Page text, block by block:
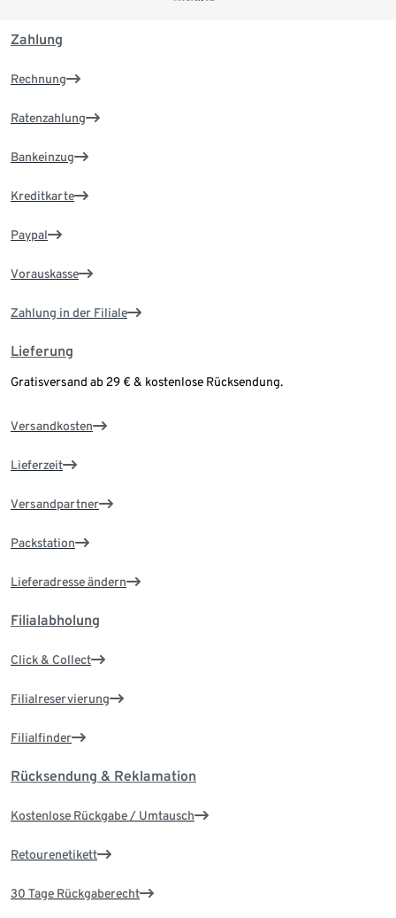
Zahlung
Rechnung
Ratenzahlung
Bankeinzug
Kreditkarte
Paypal
Vorauskasse
Zahlung in der Filiale
Lieferung
Gratisversand ab 29 € & kostenlose Rücksendung.
Versandkosten
Lieferzeit
Versandpartner
Packstation
Lieferadresse ändern
Filialabholung
Click & Collect
Filialreservierung
Filialfinder
Rücksendung & Reklamation
Kostenlose Rückgabe / Umtausch
Retourenetikett
30 Tage Rückgaberecht